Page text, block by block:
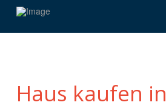
Haus kaufen in